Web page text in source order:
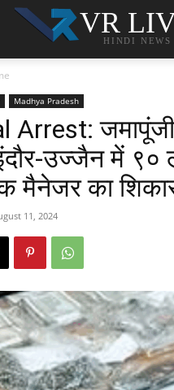
VR
HINDI NEWS
Madhya Pradesh
Arrest:
उज्जैन में ९०
मैनेजर का
11, 2024